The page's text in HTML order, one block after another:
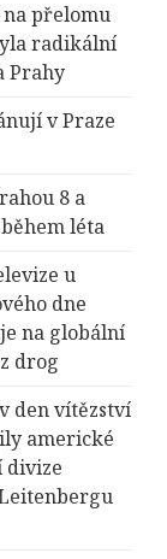
na přelomu
radikální
Prahy
v Praze
8 a
léta
u
dne
na globální
drog
den vítězství
americké
divize